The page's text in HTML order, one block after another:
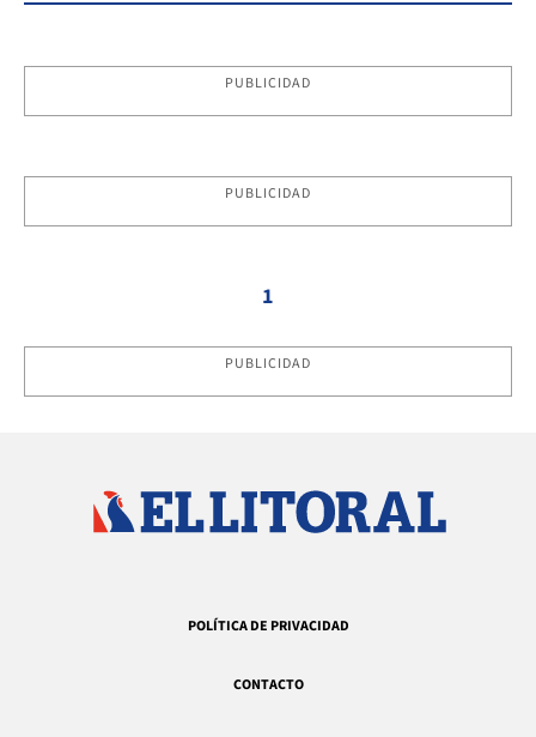
PUBLICIDAD
PUBLICIDAD
1
PUBLICIDAD
POLÍTICA DE PRIVACIDAD
CONTACTO